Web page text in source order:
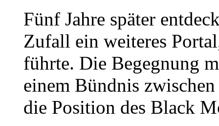
Fünf Jahre später
Zufall ein weiteres
führte. Die Begegnung
einem Bündnis
die Position des Black